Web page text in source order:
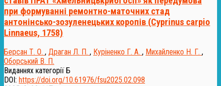
при формуванні ремонтно-маточних стад
антонінсько-зозуленецьких коропів (Cyprinus carpio
Linnaeus, 1758)
Берсан Т. О. , Драган Л. П. , Куріненко Г. А. , Михайленко Н. Г. ,
Оборський В. П.
Виданнях категорії Б
DOI: https://doi.org/10.61976/fsu2025.02.098